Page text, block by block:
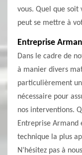
vous. Quel que
peut se mettre à
Entreprise
Dans le cadre de
à manier divers
particulièrement
nécessaire pour
nos interventions.
Entreprise Armand
technique la plus
N’hésitez pas à